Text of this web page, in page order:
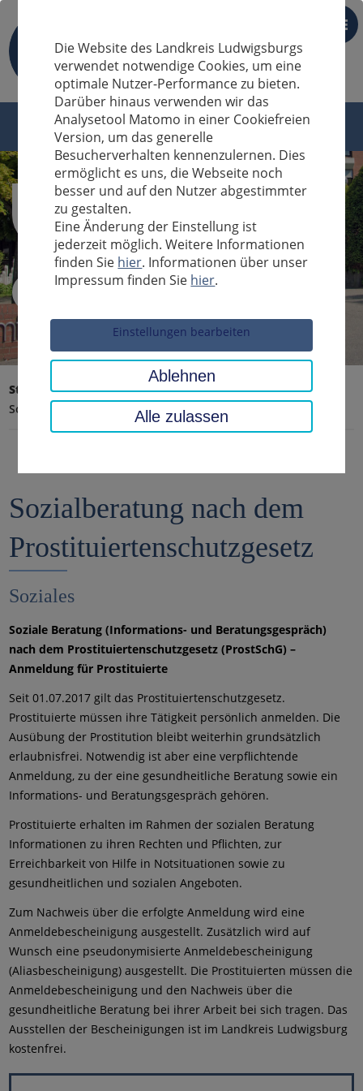
DE
Sucheingabe
Startseite Soziales, Jugend, Familie
Soziales
Sozialberatung nach dem Prostituiertenschutzgesetz
Sozialberatung nach dem
Prostituiertenschutzgesetz
Soziales
Soziale Beratung (Informations- und Beratungsgespräch)
nach dem Prostituiertenschutzgesetz (ProstSchG) –
Anmeldung für Prostituierte
Seit 01.07.2017 gilt das Prostituiertenschutzgesetz.
Prostituierte müssen ihre Tätigkeit persönlich anmelden. Die
Ausübung der Prostitution bleibt weiterhin grundsätzlich
erlaubnisfrei. Notwendig ist aber eine verpflichtende
Anmeldung, zu der eine gesundheitliche Beratung sowie ein
Informations- und Beratungsgespräch gehören.
Prostituierte erhalten im Rahmen der sozialen Beratung
Informationen zu ihren Rechten und Pflichten, zur
Erreichbarkeit von Hilfe in Notsituationen sowie zu
gesundheitlichen und sozialen Angeboten.
Zum Nachweis über die erfolgte Anmeldung wird eine
Anmeldebescheinigung ausgestellt. Zusätzlich wird auf
Wunsch eine pseudonymisierte Anmeldebescheinigung
(Aliasbescheinigung) ausgestellt. Die Prostituierten müssen die
Anmeldebescheinigung und den Nachweis über die
gesundheitliche Beratung bei ihrer Arbeit bei sich tragen. Das
Ausstellen der Bescheinigungen ist im Landkreis Ludwigsburg
kostenfrei.
Die Website des Landkreis Ludwigsburgs
verwendet notwendige Cookies, um eine
optimale Nutzer-Performance zu bieten.
Darüber hinaus verwenden wir das
Analysetool Matomo in einer Cookiefreien
Version, um das generelle
Besucherverhalten kennenzulernen. Dies
ermöglicht es uns, die Webseite noch
besser und auf den Nutzer abgestimmter
zu gestalten.
Eine Änderung der Einstellung ist
jederzeit möglich. Weitere Informationen
finden Sie hier. Informationen über unser
Impressum finden Sie hier.
Einstellungen bearbeiten
Ablehnen
Alle zulassen